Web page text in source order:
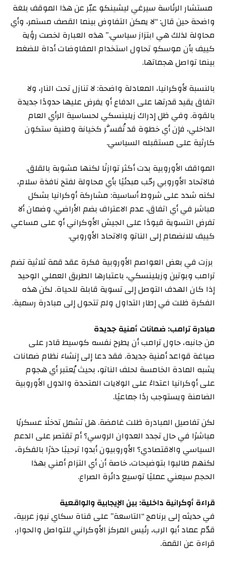
مستشار الرئاسة سيرغي ليشينكو عبّر عن هذا الموقف بلغة
واضحة حين قال: “لا يمكن التفاوض بينما القصف مستمر، وأي
محاولة لذلك هي ابتزاز سياسي.” هذه العبارة لخصت رؤية
كييف بأن موسكو تحاول استخدام المفاوضات أداة للضغط
بينما تواصل هجماتها.
بالنسبة لأوكرانيا، المعادلة واضحة: لا تنازل تحت النار، ولا
اتفاق يقيد قدرتها على الدفاع أو يفرض عليها حدودًا جديدة
بالقوة. وفي ظل إدراك زيلينسكي لحساسية الرأي العام
الداخلي، فإن أي خطوة قد تُفسَّر كخيانة وطنية ستكون
كارثية على مستقبله السياسي.
المواقف الأوروبية بدت أكثر توازنًا لكنها مشوبة بالقلق.
فالاتحاد الأوروبي رحّب مبدئيًا بأي محاولة لفتح نافذة سلام،
لكنه شدد على شروط أساسية: مشاركة أوكرانيا بشكل
مباشر في أي اتفاق، عدم الاعتراف بضم الأراضي، وضمان ألا
تفرض التسوية قيودًا على الجيش الأوكراني أو على مساعي
كييف للانضمام إلى الناتو والاتحاد الأوروبي.
برزت في بعض العواصم الأوروبية فكرة عقد قمة ثلاثية تضم
ترامب وبوتين وزيلينسكي، باعتبارها الطريق العملي الوحيد
إذا كان الهدف التوصل إلى تسوية قابلة للحياة. لكن هذه
الفكرة ظلت في إطار التداول ولم تتحول إلى مبادرة رسمية.
مبادرة ترامب: ضمانات أمنية جديدة
من جانبه، حاول ترامب أن يطرح نفسه كوسيط قادر على
صياغة قواعد أمنية جديدة. فقد دعا إلى إنشاء نظام ضمانات
يشبه المادة الخامسة لحلف الناتو، بحيث يُعتبر أي هجوم
على أوكرانيا اعتداءً على الولايات المتحدة والدول الأوروبية
الضامنة ويستوجب ردًا جماعيًا.
لكن تفاصيل المبادرة ظلت غامضة. هل تشمل تدخلًا عسكريًا
مباشرًا في حال تجدد العدوان الروسي؟ أم تقتصر على الدعم
السياسي والاقتصادي؟ الأوروبيون أبدوا ترحيبًا حذرًا بالفكرة،
لكنهم طالبوا بتوضيحات، خاصة أن أي التزام أمني بهذا
الحجم سيعني عمليًا توسيع دائرة الصراع.
قراءة أوكرانية داخلية: بين الإيجابية والواقعية
في حديثه إلى برنامج “التاسعة” على قناة سكاي نيوز عربية،
قدّم عماد أبو الرب، رئيس المركز الأوكراني للتواصل والحوار،
قراءة عن القمة.